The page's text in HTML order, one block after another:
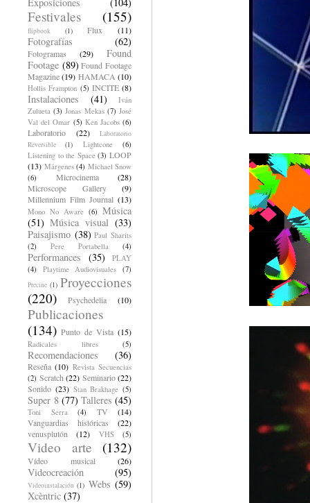
Festivales (155)
flipbook (1) Flux (11)
Fotografías (62)
Fotogramas (29)
Found
Footage (89) Found Footage
Magazine (19) HAMACA (10)
Hollis Frampton (5) INCITE (8)
Instalaciones (41)
Iván
Zulueta (3) Jonas Mekas (7) José
Val del Omar (5) Ken Jacobs (6)
Laboratorio (22)
Laboratorio
Reversible
(1) Lightcone
(6)
Listening to the Space (3) LOOP
(13) Márgenes (4) Michael Snow
(6)
Microcinema
(28)
Microscope Gallery
(9)
Millennium Film Journal (13)
Mono No Aware (6) Música
(51) Música visual (33)
Paisajismo (38) Paul Sharits
(2)
Pere Portabella (4)
Performances (35)
PLAY
(4)
Playtime Audiovisuales (7)
Precine (1) Proyecciones
(220)
Psychedelia (10)
Publicaciones
(134) Punto de Vista (15)
Radicales libres (5)
Recomendaciones (36)
Reseña (10) Revista Secuencias
(2) Scratch (22) Seminario (22)
Sonido (23) Stan Brakhage (5)
Super 8 (77) Talleres (45)
Toni Serra (4) TV
(14)
Vanguardias históricas
(22)
venusplutón
(12) VHS (5)
Video arte (132)
Vídeo musical (26)
Videocreación (95)
Videoinstalación (1) Webs (59)
Xcèntric (37)